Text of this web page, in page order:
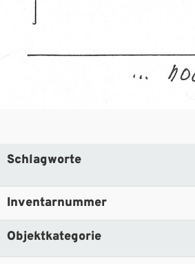
Schlagworte
Inventarnummer
Objektkategorie